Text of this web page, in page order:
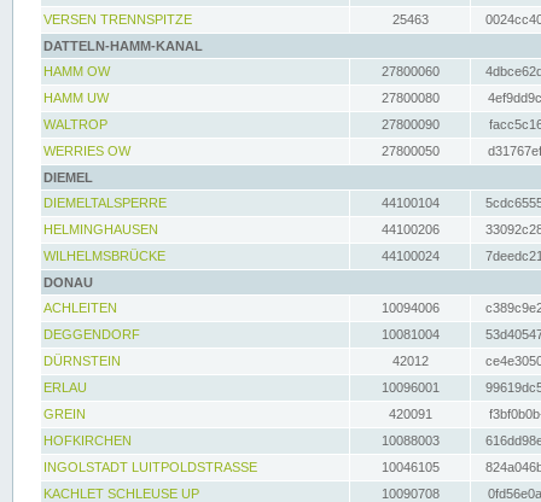
VERSEN TRENNSPITZE
25463
DATTELN-HAMM-KANAL
HAMM OW
27800060
HAMM UW
27800080
WALTROP
27800090
WERRIES OW
27800050
DIEMEL
DIEMELTALSPERRE
44100104
HELMINGHAUSEN
44100206
WILHELMSBRÜCKE
44100024
DONAU
ACHLEITEN
10094006
DEGGENDORF
10081004
DÜRNSTEIN
42012
ERLAU
10096001
GREIN
420091
HOFKIRCHEN
10088003
INGOLSTADT LUITPOLDSTRASSE
10046105
KACHLET SCHLEUSE UP
10090708